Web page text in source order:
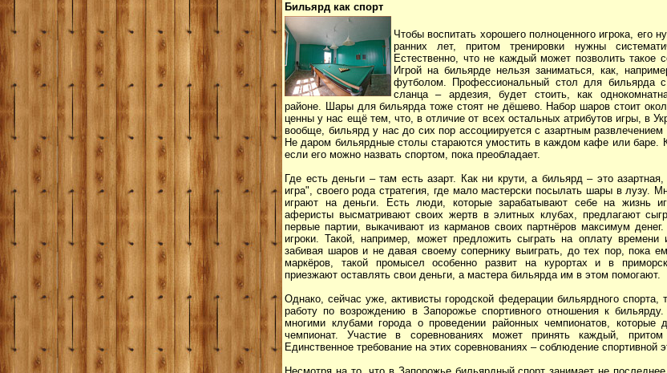
Бильярд как спорт
Чтобы воспитать хорошего полноценного игрока, его
ранних лет, притом тренировки нужны
Естественно, что не каждый может позволить такое
Игрой на бильярде нельзя заниматься, как,
футболом. Профессиональный стол для бильярда с
сланца – ардезия, будет стоить, как
районе. Шары для бильярда тоже стоят не дёшево. Набор шаров стоит
ценны у нас ещё тем, что, в отличие от всех остальных атрибутов игры, в
вообще, бильярд у нас до сих пор ассоциируется с азартным
Не даром бильярдные столы стараются умостить в каждом кафе или баре.
если его можно назвать спортом, пока преобладает.
Где есть деньги – там есть азарт. Как ни крути, а бильярд – это
игра", своего рода стратегия, где мало мастерски посылать шары в лузу.
играют на деньги. Есть люди, которые зарабатывают себе на жизнь
аферисты высматривают своих жертв в элитных клубах, предлагают
первые партии, выкачивают из карманов своих партнёров максимум
игроки. Такой, например, может предложить сыграть на оплату времени
забивая шаров и не давая своему сопернику выиграть, до тех пор, пока
маркёров, такой промысел особенно развит на курортах и в
приезжают оставлять свои деньги, а мастера бильярда им в этом помогают.
Однако, сейчас уже, активисты городской федерации бильярдного спорта,
работу по возрождению в Запорожье спортивного отношения к
многими клубами города о проведении районных чемпионатов, которые
чемпионат. Участие в соревнованиях может принять каждый, притом
Единственное требование на этих соревнованиях – соблюдение спортивной